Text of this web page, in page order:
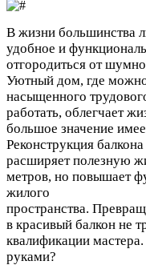
В жизни большинства
удобное и
отгородиться от
Уютный дом, где можно
насыщенного
работать, облегчает
большое значение
Реконструкция
расширяет полезную
метров, но повышает
жилого
пространства.
в красивый балкон не
квалификации
руками?